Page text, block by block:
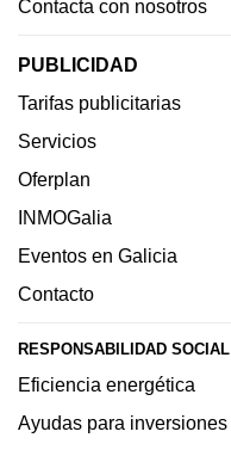
Contacta con nosotros
PUBLICIDAD
Tarifas publicitarias
Servicios
Oferplan
INMOGalia
Eventos en Galicia
Contacto
RESPONSABILIDAD SOCIAL
Eficiencia energética
Ayudas para inversiones